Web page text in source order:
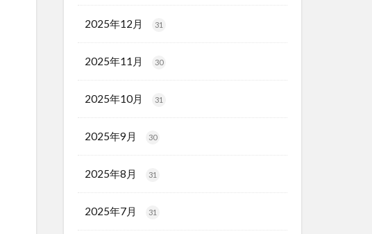
2025年12月 31
2025年11月 30
2025年10月 31
2025年9月 30
2025年8月 31
2025年7月 31